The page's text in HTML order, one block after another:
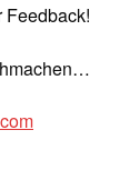
Feedback!